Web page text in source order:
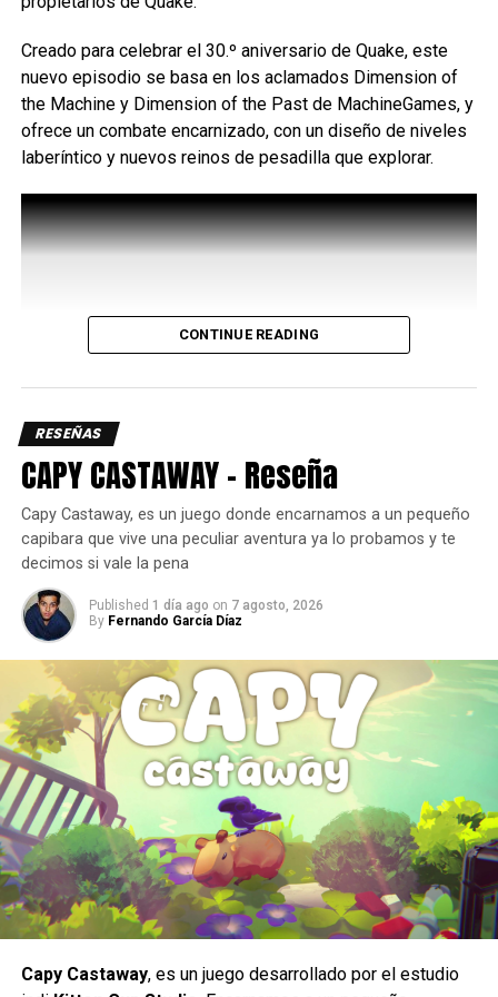
Uno de los aspectos más interesantes de su kit es el
Bayani Mode, una mecánica que potencia varios de sus
correctamente este recurso es clave para sacar el máximo
provecho del personaje ya que requiere de dos barras de
energía.
Un estilo arriesgado y difícil de dominar.
Al ser una peleadora cuyo estilo de juego se enfoca en la
constante presión a corta distancia, la hace un personaje
con una jugabilidad muy arriesgada ya que por lo mismo no
significa una ventana muy corta para recuperarse antes de
Creado para celebrar el 30.º aniversario de Quake, este
nuevo episodio se basa en los aclamados Dimension of
the Machine y Dimension of the Past de MachineGames, y
ofrece un combate encarnizado, con un diseño de niveles
laberíntico y nuevos reinos de pesadilla que explorar.
CONTINUE READING
RESEÑAS
CAPY CASTAWAY – Reseña
Capy Castaway, es un juego donde encarnamos a un pequeño
capibara que vive una peculiar aventura ya lo probamos y te
decimos si vale la pena
Published 1 día ago on 7 agosto, 2026
By Fernando García Díaz
Capy Castaway, es un juego desarrollado por el estudio